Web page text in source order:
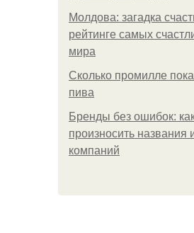
Молдова: загадка
рейтинге самых
мира
Сколько промилле
пива
Бренды без ошибок:
произносить названия
компаний